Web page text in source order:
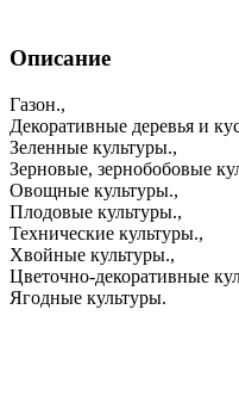
Описание
Газон.,
Декоративные деревья и
Зеленные культуры.,
Зерновые, зернобобовые
Овощные культуры.,
Плодовые культуры.,
Технические культуры.,
Хвойные культуры.,
Цветочно-декоративные
Ягодные культуры.